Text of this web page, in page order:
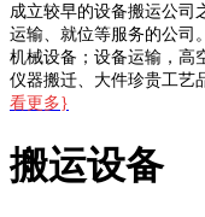
成立较早的设备搬运公司
运输、就位等服务的公司
机械设备；设备运输，高
仪器搬迁、大件珍贵工艺
看更多}
搬运设备